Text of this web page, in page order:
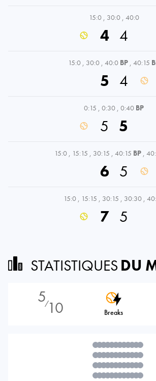
15:0 , 30:0 , 40:0
4 4
15:0 , 30:0 , 40:0 BP , 40:15
5 4
0:15 , 0:30 , 0:40 BP
5 5
15:0 , 15:15 , 30:15 , 40:15 BP ,
6 5
15:0 , 15:15 , 30:15 , 30:30 ,
7 5
STATISTIQUES DU
5⁄10 Breaks